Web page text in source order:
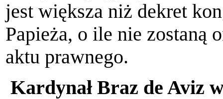
jest większa niż dekret
Papieża, o ile nie zostaną
aktu prawnego.
Kardynał Braz de Aviz